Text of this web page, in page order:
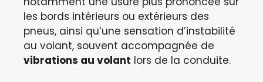
les bords intérieurs ou extérieurs des
pneus, ainsi qu’une sensation d’instabilité
au volant, souvent accompagnée de
vibrations au volant lors de la conduite.